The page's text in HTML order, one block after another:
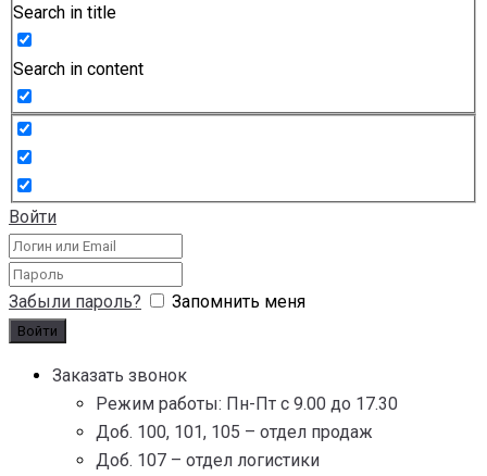
Search in title
Search in content
Войти
Забыли пароль? Запомнить меня
Заказать звонок
Режим работы: Пн-Пт с 9.00 до 17.30
Доб. 100, 101, 105 – отдел продаж
Доб. 107 – отдел логистики